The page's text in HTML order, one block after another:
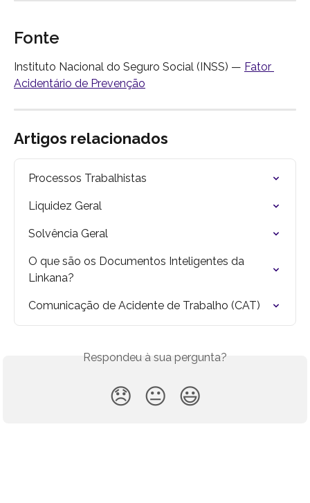
Fonte
Instituto Nacional do Seguro Social (INSS) — Fator
Acidentário de Prevenção
Artigos relacionados
Processos Trabalhistas
Liquidez Geral
Solvência Geral
O que são os Documentos Inteligentes da
Linkana?
Comunicação de Acidente de Trabalho (CAT)
Respondeu à sua pergunta?
😞 😐 😃